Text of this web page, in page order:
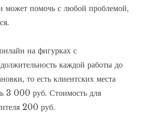
может помочь с любой проблемой,
на фигурках с
каждой работы до
то есть клиентских места
3 000 руб. Стоимость для
200 руб.